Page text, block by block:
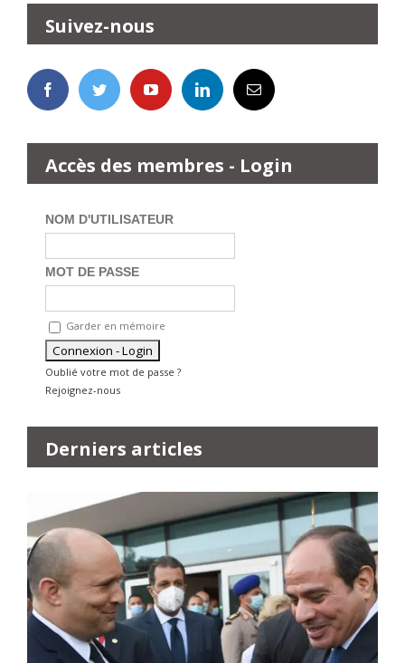
Suivez-nous
Accès des membres - Login
NOM D'UTILISATEUR
MOT DE PASSE
Garder en mémoire
Oublié votre mot de passe ?
Rejoignez-nous
Derniers articles